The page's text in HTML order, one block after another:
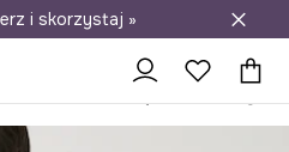
do salonów
i skorzystaj »